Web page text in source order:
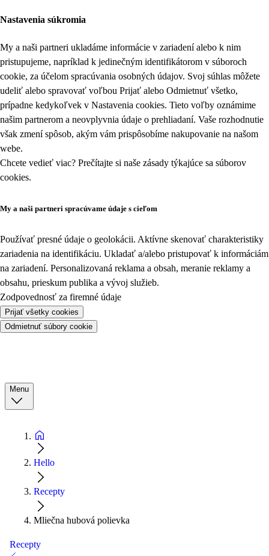
Nastavenia súkromia
My a naši partneri ukladáme informácie v zariadení alebo k nim
pristupujeme, napríklad k jedinečným identifikátorom v súboroch
cookie, za účelom spracúvania osobných údajov. Svoj súhlas môžete
udeliť alebo spravovať voľbou Prijať alebo Odmietnuť všetko,
prípadne kedykoľvek v Nastavenia cookies. Tieto voľby oznámime
našim partnerom a neovplyvnia údaje o prehliadaní. Vaše rozhodnutie
však zmení spôsob, akým vám prispôsobíme nakupovanie na našom
webe.
Chcete vedieť viac? Prečítajte si naše zásady týkajúce sa súborov
cookies.
My a naši partneri spracúvame údaje s cieľom
Používať presné údaje o geolokácii. Aktívne skenovať charakteristiky
zariadenia na identifikáciu. Ukladať a/alebo pristupovať k informáciám
na zariadení. Personalizovaná reklama a obsah, meranie reklamy a
obsahu, prieskum publika a vývoj služieb.
Zodpovednosť za firemné údaje
Prijať všetky cookies
Odmietnuť súbory cookie
Menu
Hello
Recepty
Mliečna hubová polievka
Recepty